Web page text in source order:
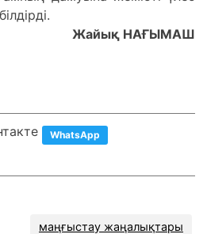
Жайық НАҒЫМАШ
WhatsApp
маңғыстау жаңалықтары